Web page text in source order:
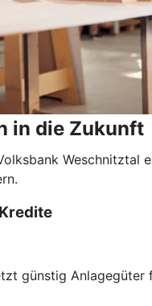
in die Zukunft
Weschnitztal
günstig Anlagegüter